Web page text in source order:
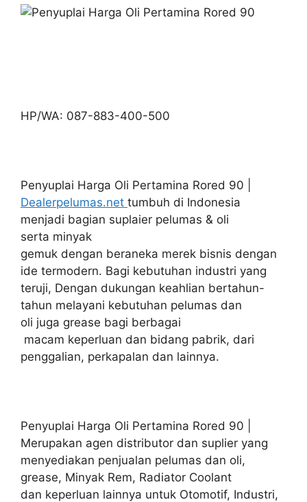
HP/WA: 087-883-400-500
Penyuplai Harga Oli Pertamina Rored 90 |
Dealerpelumas.net tumbuh di Indonesia
menjadi bagian suplaier pelumas & oli
serta minyak
gemuk dengan beraneka merek bisnis dengan
ide termodern. Bagi kebutuhan industri yang
teruji, Dengan dukungan keahlian bertahun-
tahun melayani kebutuhan pelumas dan
oli juga grease bagi berbagai
macam keperluan dan bidang pabrik, dari
penggalian, perkapalan dan lainnya.
Penyuplai Harga Oli Pertamina Rored 90 |
Merupakan agen distributor dan suplier yang
menyediakan penjualan pelumas dan oli,
grease, Minyak Rem, Radiator Coolant
dan keperluan lainnya untuk Otomotif, Industri,